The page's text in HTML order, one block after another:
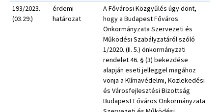
193/2023.
(03.29.)
érdemi
határozat
A Fővárosi Közgyűlés úgy dönt,
hogy a Budapest Főváros
Önkormányzata Szervezeti és
Működési Szabályzatáról szóló
1/2020. (II. 5.) önkormányzati
rendelet 46. § (3) bekezdése
alapján eseti jelleggel magához
vonja a Klímavédelmi, Közlekedési
és Városfejlesztési Bizottság
Budapest Főváros Önkormányzata